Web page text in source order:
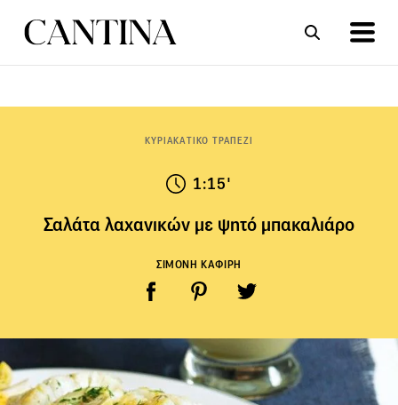
ΚΥΡΙΑΚΑΤΙΚΟ ΤΡΑΠΕΖΙ
1:15'
Σαλάτα λαχανικών με ψητό μπακαλιάρο
ΣΙΜΟΝΗ ΚΑΦΙΡΗ